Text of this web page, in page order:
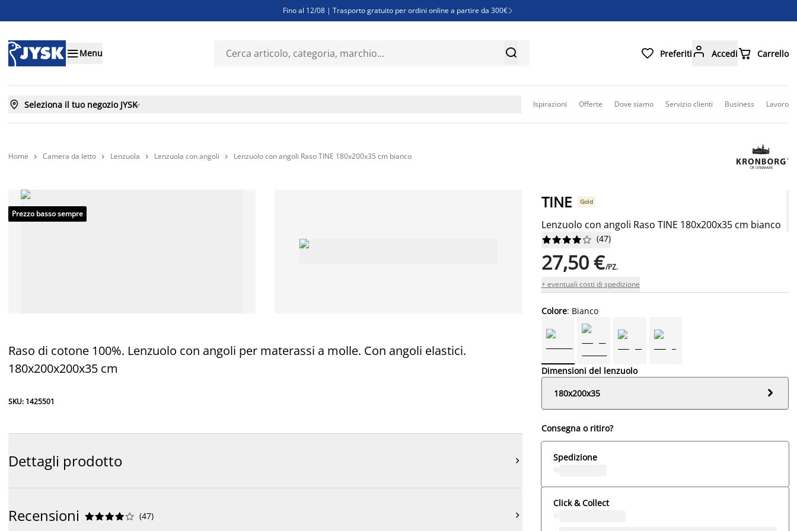
Fino al 12/08 | Trasporto gratuito per ordini online a partire da 300€ 
Finanziamenti - Scegli il piano di rimborso più adatto a te
Menu   Preferiti  Accedi Carrello
 Seleziona il tuo negozio JYSK Ispirazioni Offerte Dove siamo Servizio clienti Business Lavoro
Home  Camera da letto  Lenzuola  Lenzuola con angoli  Lenzuolo con angoli Raso TINE 180x200x35 cm bianco
Prezzo basso sempre
Raso di cotone 100%. Lenzuolo con angoli per materassi a molle. Con angoli elastici.
180x200x200x35 cm
SKU: 1425501
Dettagli prodotto 
Recensioni 




 (47) 
TINE Gold
Lenzuolo con angoli Raso TINE 180x200x35 cm bianco





 (47)
27,50 €/PZ.
+ eventuali costi di spedizione
Colore: Bianco
Dimensioni del lenzuolo
180x200x35

Consegna o ritiro?
Spedizione
Click & Collect